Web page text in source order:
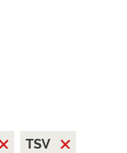
TSV